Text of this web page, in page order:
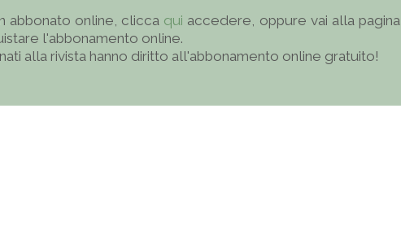
abbonato online, clicca qui accedere, oppure vai alla pagina
l'abbonamento online.
alla rivista hanno diritto all'abbonamento online gratuito!